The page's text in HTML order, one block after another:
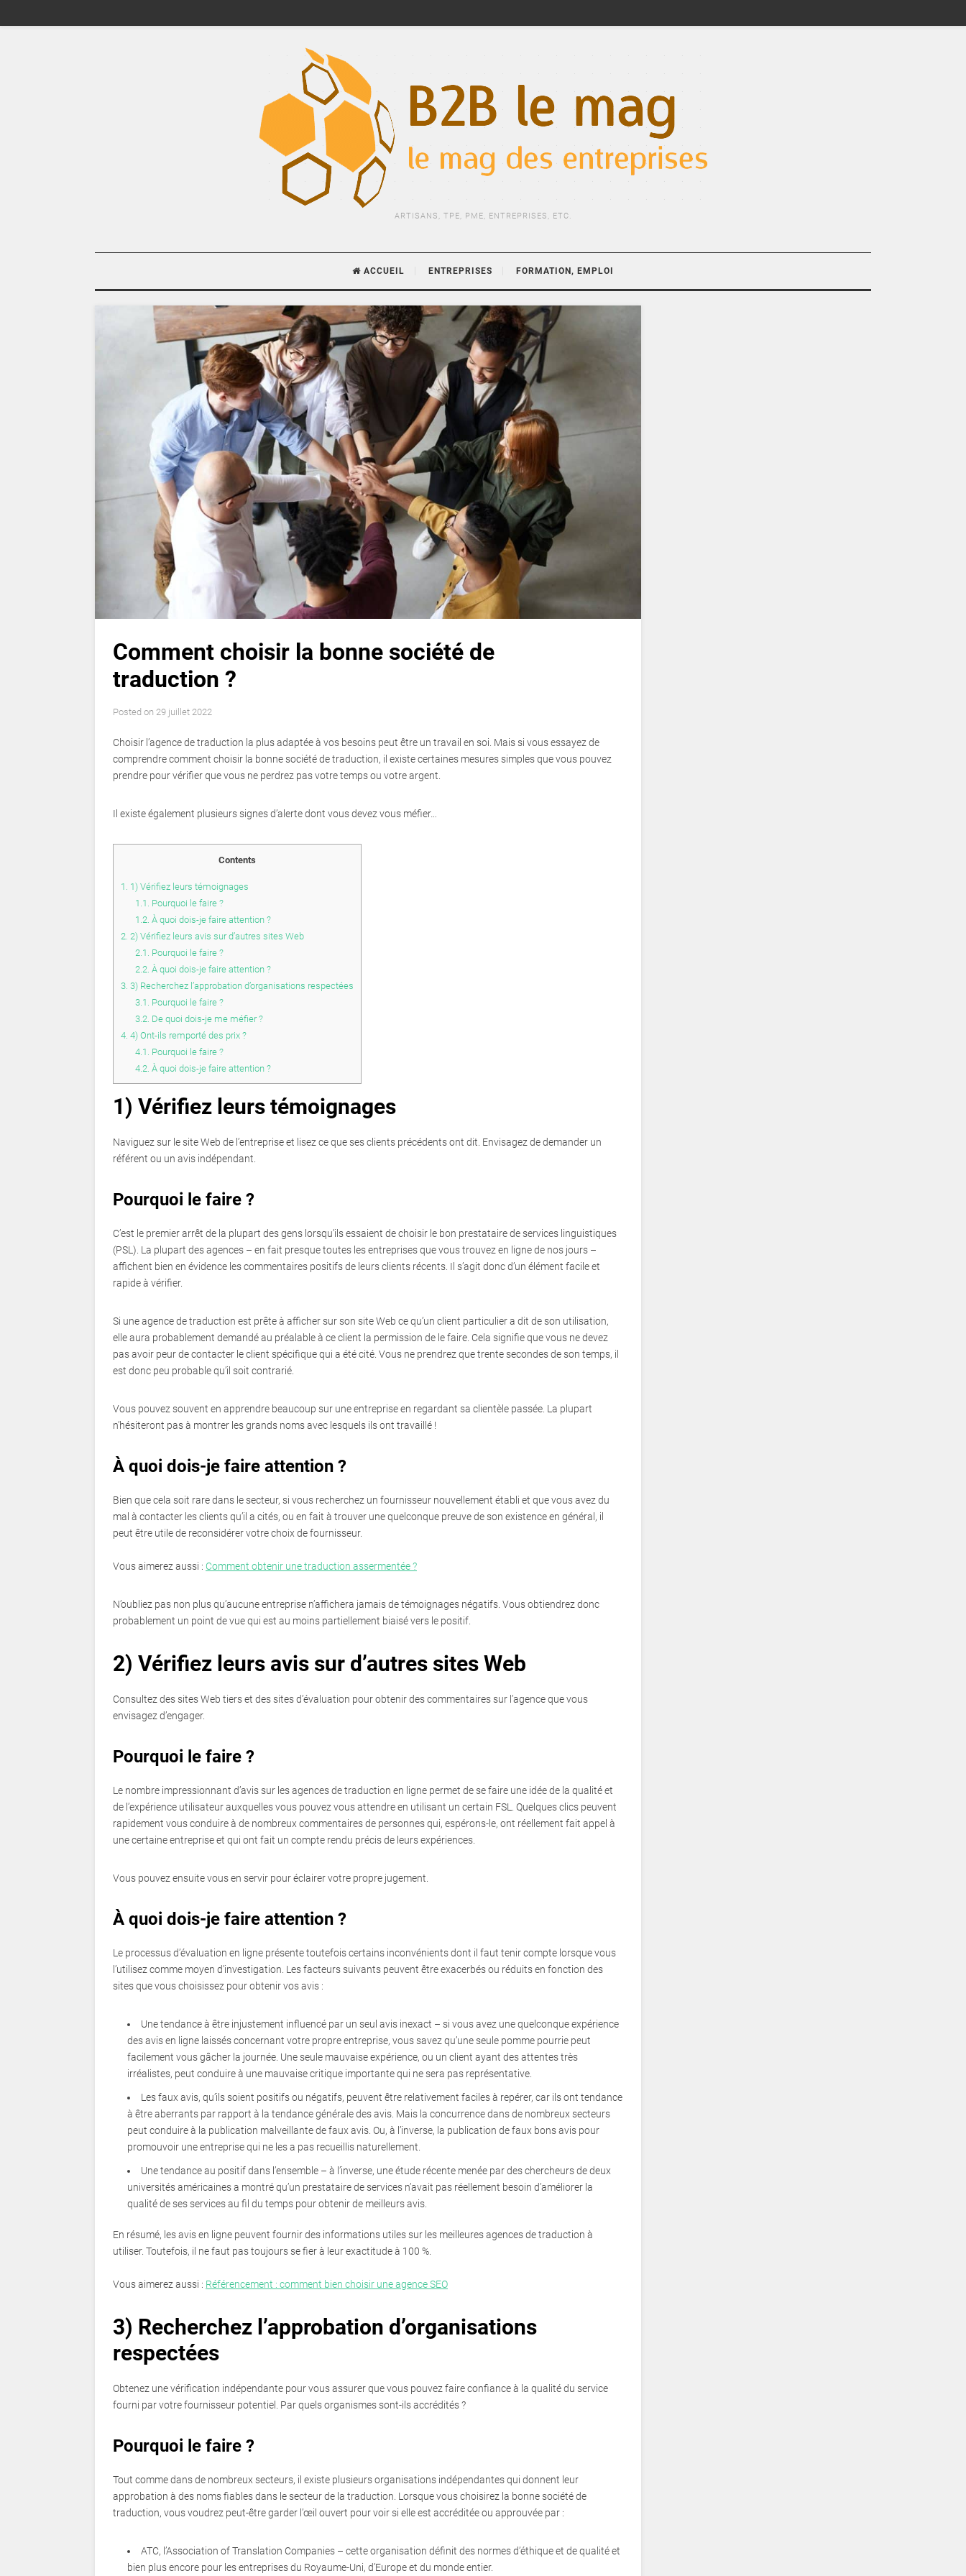
ARTISANS, TPE, PME, ENTREPRISES, ETC.
ACCUEIL ENTREPRISES FORMATION, EMPLOI
Comment choisir la bonne société de
traduction ?
Posted on 29 juillet 2022
Choisir l’agence de traduction la plus adaptée à vos besoins peut être un travail en soi. Mais si vous essayez de
comprendre comment choisir la bonne société de traduction, il existe certaines mesures simples que vous pouvez
prendre pour vérifier que vous ne perdrez pas votre temps ou votre argent.
Il existe également plusieurs signes d’alerte dont vous devez vous méfier…
Contents
1. 1) Vérifiez leurs témoignages
1.1. Pourquoi le faire ?
1.2. À quoi dois-je faire attention ?
2. 2) Vérifiez leurs avis sur d’autres sites Web
2.1. Pourquoi le faire ?
2.2. À quoi dois-je faire attention ?
3. 3) Recherchez l’approbation d’organisations respectées
3.1. Pourquoi le faire ?
3.2. De quoi dois-je me méfier ?
4. 4) Ont-ils remporté des prix ?
4.1. Pourquoi le faire ?
4.2. À quoi dois-je faire attention ?
1) Vérifiez leurs témoignages
Naviguez sur le site Web de l’entreprise et lisez ce que ses clients précédents ont dit. Envisagez de demander un
référent ou un avis indépendant.
Pourquoi le faire ?
C’est le premier arrêt de la plupart des gens lorsqu’ils essaient de choisir le bon prestataire de services linguistiques
(PSL). La plupart des agences – en fait presque toutes les entreprises que vous trouvez en ligne de nos jours –
affichent bien en évidence les commentaires positifs de leurs clients récents. Il s’agit donc d’un élément facile et
rapide à vérifier.
Si une agence de traduction est prête à afficher sur son site Web ce qu’un client particulier a dit de son utilisation,
elle aura probablement demandé au préalable à ce client la permission de le faire. Cela signifie que vous ne devez
pas avoir peur de contacter le client spécifique qui a été cité. Vous ne prendrez que trente secondes de son temps, il
est donc peu probable qu’il soit contrarié.
Vous pouvez souvent en apprendre beaucoup sur une entreprise en regardant sa clientèle passée. La plupart
n’hésiteront pas à montrer les grands noms avec lesquels ils ont travaillé !
À quoi dois-je faire attention ?
Bien que cela soit rare dans le secteur, si vous recherchez un fournisseur nouvellement établi et que vous avez du
mal à contacter les clients qu’il a cités, ou en fait à trouver une quelconque preuve de son existence en général, il
peut être utile de reconsidérer votre choix de fournisseur.
Vous aimerez aussi : Comment obtenir une traduction assermentée ?
N’oubliez pas non plus qu’aucune entreprise n’affichera jamais de témoignages négatifs. Vous obtiendrez donc
probablement un point de vue qui est au moins partiellement biaisé vers le positif.
2) Vérifiez leurs avis sur d’autres sites Web
Consultez des sites Web tiers et des sites d’évaluation pour obtenir des commentaires sur l’agence que vous
envisagez d’engager.
Pourquoi le faire ?
Le nombre impressionnant d’avis sur les agences de traduction en ligne permet de se faire une idée de la qualité et
de l’expérience utilisateur auxquelles vous pouvez vous attendre en utilisant un certain FSL. Quelques clics peuvent
rapidement vous conduire à de nombreux commentaires de personnes qui, espérons-le, ont réellement fait appel à
une certaine entreprise et qui ont fait un compte rendu précis de leurs expériences.
Vous pouvez ensuite vous en servir pour éclairer votre propre jugement.
À quoi dois-je faire attention ?
Le processus d’évaluation en ligne présente toutefois certains inconvénients dont il faut tenir compte lorsque vous
l’utilisez comme moyen d’investigation. Les facteurs suivants peuvent être exacerbés ou réduits en fonction des
sites que vous choisissez pour obtenir vos avis :
Une tendance à être injustement influencé par un seul avis inexact – si vous avez une quelconque expérience
des avis en ligne laissés concernant votre propre entreprise, vous savez qu’une seule pomme pourrie peut
facilement vous gâcher la journée. Une seule mauvaise expérience, ou un client ayant des attentes très
irréalistes, peut conduire à une mauvaise critique importante qui ne sera pas représentative.
Les faux avis, qu’ils soient positifs ou négatifs, peuvent être relativement faciles à repérer, car ils ont tendance
à être aberrants par rapport à la tendance générale des avis. Mais la concurrence dans de nombreux secteurs
peut conduire à la publication malveillante de faux avis. Ou, à l’inverse, la publication de faux bons avis pour
promouvoir une entreprise qui ne les a pas recueillis naturellement.
Une tendance au positif dans l’ensemble – à l’inverse, une étude récente menée par des chercheurs de deux
universités américaines a montré qu’un prestataire de services n’avait pas réellement besoin d’améliorer la
qualité de ses services au fil du temps pour obtenir de meilleurs avis.
En résumé, les avis en ligne peuvent fournir des informations utiles sur les meilleures agences de traduction à
utiliser. Toutefois, il ne faut pas toujours se fier à leur exactitude à 100 %.
Vous aimerez aussi : Référencement : comment bien choisir une agence SEO
3) Recherchez l’approbation d’organisations
respectées
Obtenez une vérification indépendante pour vous assurer que vous pouvez faire confiance à la qualité du service
fourni par votre fournisseur potentiel. Par quels organismes sont-ils accrédités ?
Pourquoi le faire ?
Tout comme dans de nombreux secteurs, il existe plusieurs organisations indépendantes qui donnent leur
approbation à des noms fiables dans le secteur de la traduction. Lorsque vous choisirez la bonne société de
traduction, vous voudrez peut-être garder l’œil ouvert pour voir si elle est accréditée ou approuvée par :
ATC, l’Association of Translation Companies – cette organisation définit des normes d’éthique et de qualité et
bien plus encore pour les entreprises du Royaume-Uni, d’Europe et du monde entier.